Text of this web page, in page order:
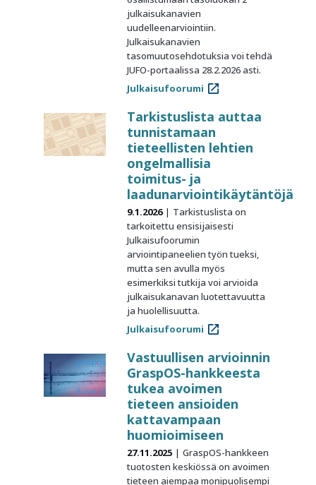
julkaisukanavien
uudelleenarviointiin.
Julkaisukanavien
tasomuutosehdotuksia voi tehdä
JUFO-portaalissa 28.2.2026 asti.
Julkaisufoorumi
Tarkistuslista auttaa
tunnistamaan
tieteellisten lehtien
ongelmallisia
toimitus- ja
laadunarviointikäytäntöjä
9.1.2026
Tarkistuslista on
tarkoitettu ensisijaisesti
Julkaisufoorumin
arviointipaneelien työn tueksi,
mutta sen avulla myös
esimerkiksi tutkija voi arvioida
julkaisukanavan luotettavuutta
ja huolellisuutta.
Julkaisufoorumi
Vastuullisen arvioinnin
GraspOS-hankkeesta
tukea avoimen
tieteen ansioiden
kattavampaan
huomioimiseen
27.11.2025
GraspOS-hankkeen
tuotosten keskiössä on avoimen
tieteen aiempaa monipuolisempi